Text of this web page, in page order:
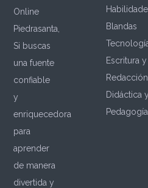
Online
Piedrasanta,
Si buscas
una fuente
confiable
y
enriquecedora
para
aprender
de manera
divertida y
Blandas
Escritura y
Redacción
Didáctica y
Pedagogía